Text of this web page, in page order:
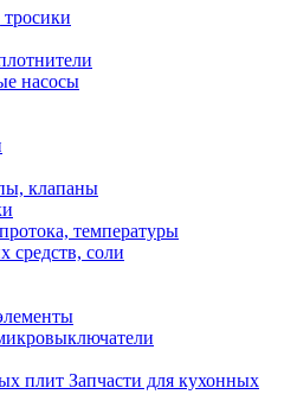
насосы
клапаны
температуры
средств, соли
Запчасти для кухонных